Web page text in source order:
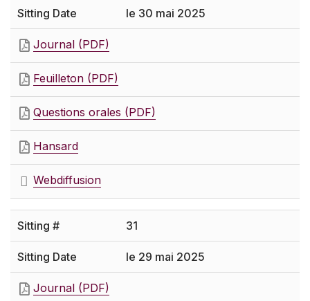
le 30 mai 2025
Journal (PDF)
Feuilleton (PDF)
Questions orales (PDF)
Hansard
Webdiffusion
31
le 29 mai 2025
Journal (PDF)